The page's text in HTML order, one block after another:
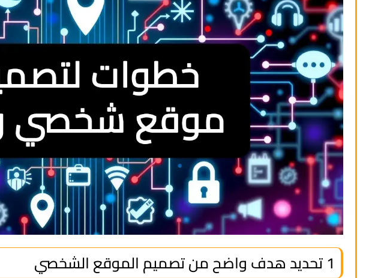
1 تحديد هدف واضح من تصميم الموقع الشخصي